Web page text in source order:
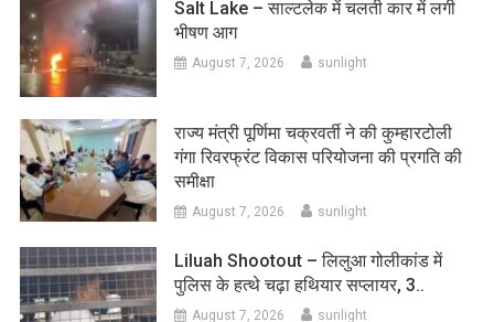
Salt Lake – साल्टलेक में चलती कार में लगी
भीषण आग
August 7, 2026 sunlight
राज्य मंत्री पूर्णिमा चक्रवर्ती ने की कुम्हारटोली
गंगा रिवरफ्रंट विकास परियोजना की प्रगति की
समीक्षा
August 7, 2026 sunlight
Liluah Shootout – लिलुआ गोलीकांड में
पुलिस के हत्थे चढ़ा हथियार सप्लायर, 3..
August 7, 2026 sunlight